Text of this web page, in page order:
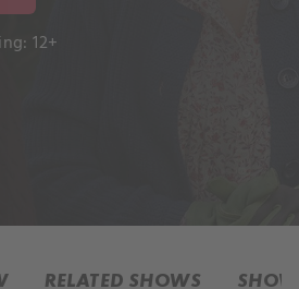
12+
RELATED SHOWS